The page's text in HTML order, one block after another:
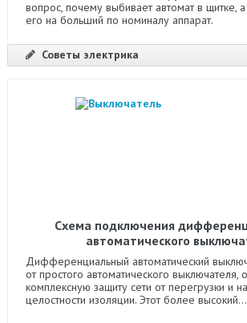
вопрос, почему выбивает автомат в щитке,
его на больший по номиналу аппарат.
Советы электрика
Схема подключения
автоматического
Дифференциальный автоматический
от простого автоматического выключателя,
комплексную защиту сети от перегрузки и
целостности изоляции. Этот более высокий...